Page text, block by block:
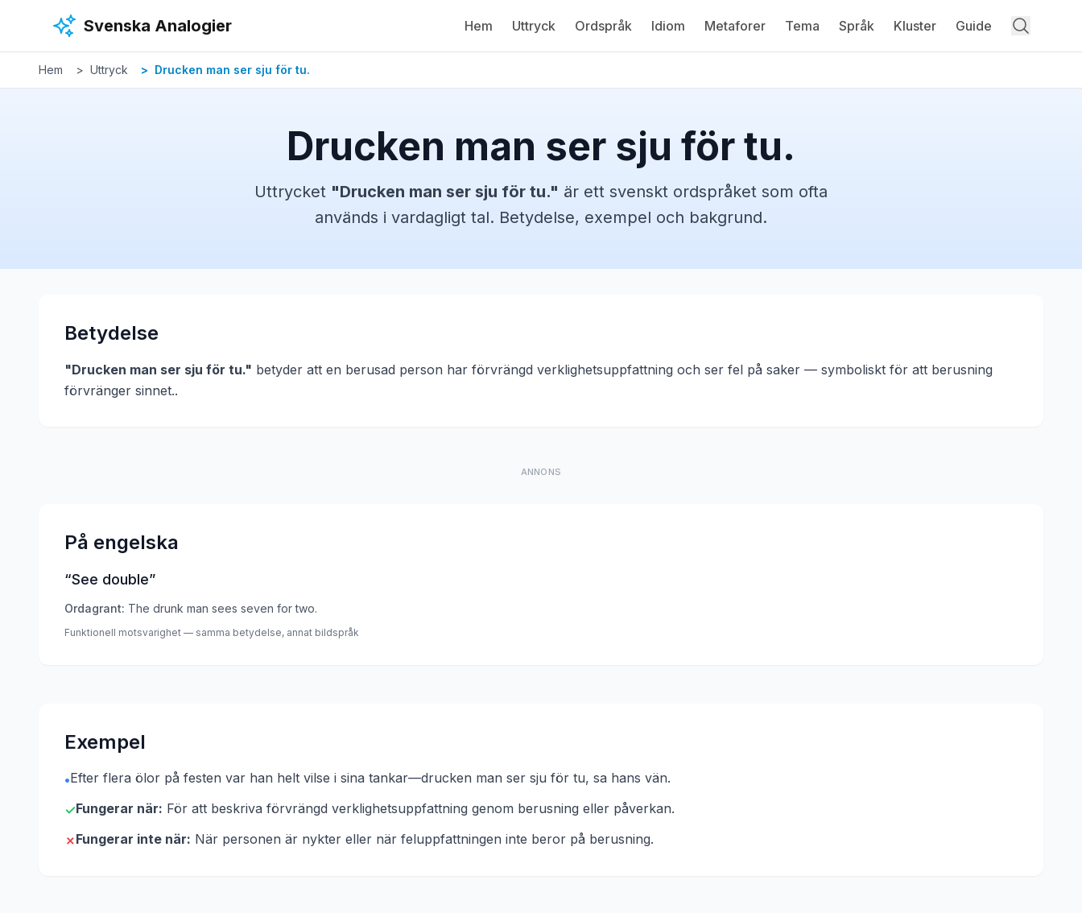
Svenska Analogier Hem Uttryck Ordspråk Idiom Metaforer Tema Språk Kluster Guide
Hem Uttryck Drucken man ser sju för tu.
Drucken man ser sju för tu.
Uttrycket "Drucken man ser sju för tu." är ett svenskt ordspråket som ofta
används i vardagligt tal. Betydelse, exempel och bakgrund.
Betydelse
"Drucken man ser sju för tu." betyder att en berusad person har förvrängd verklighetsuppfattning och ser fel på saker — symboliskt för att berusning
förvränger sinnet..
ANNONS
På engelska
“See double”
Ordagrant: The drunk man sees seven for two.
Funktionell motsvarighet — samma betydelse, annat bildspråk
Exempel
•Efter flera ölor på festen var han helt vilse i sina tankar—drucken man ser sju för tu, sa hans vän.
✓Fungerar när: För att beskriva förvrängd verklighetsuppfattning genom berusning eller påverkan.
✗Fungerar inte när: När personen är nykter eller när feluppfattningen inte beror på berusning.